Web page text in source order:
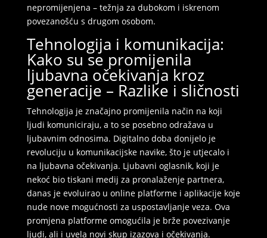
nepromijenjena – težnja za dubokom i iskrenom
povezanošću s drugom osobom.
Tehnologija i komunikacija:
Kako su se promijenila
ljubavna očekivanja kroz
generacije – Razlike i sličnosti
Tehnologija je značajno promijenila način na koji
ljudi komuniciraju, a to se posebno odražava u
ljubavnim odnosima. Digitalno doba donijelo je
revoluciju u komunikacijske navike, što je utjecalo i
na ljubavna očekivanja. Ljubavni oglasnik, koji je
nekoć bio tiskani medij za pronalaženje partnera,
danas je evoluirao u online platforme i aplikacije koje
nude nove mogućnosti za uspostavljanje veza. Ova
promjena platforme omogućila je brže povezivanje
ljudi, ali i uvela novi skup izazova i očekivanja.